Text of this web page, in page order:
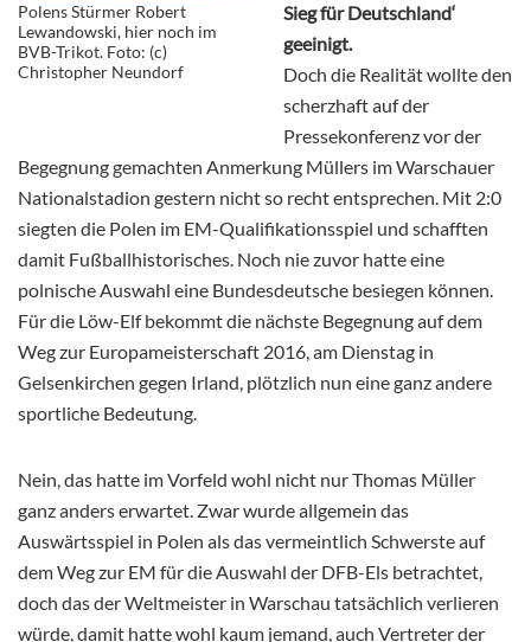
Polens Stürmer Robert
Lewandowski, hier noch im
BVB-Trikot. Foto: (c)
Christopher Neundorf
Sieg für Deutschland‘
geeinigt.
Doch die Realität wollte den
scherzhaft auf der
Pressekonferenz vor der
Begegnung gemachten Anmerkung Müllers im Warschauer
Nationalstadion gestern nicht so recht entsprechen. Mit 2:0
siegten die Polen im EM-Qualifikationsspiel und schafften
damit Fußballhistorisches. Noch nie zuvor hatte eine
polnische Auswahl eine Bundesdeutsche besiegen können.
Für die Löw-Elf bekommt die nächste Begegnung auf dem
Weg zur Europameisterschaft 2016, am Dienstag in
Gelsenkirchen gegen Irland, plötzlich nun eine ganz andere
sportliche Bedeutung.
Nein, das hatte im Vorfeld wohl nicht nur Thomas Müller
ganz anders erwartet. Zwar wurde allgemein das
Auswärtsspiel in Polen als das vermeintlich Schwerste auf
dem Weg zur EM für die Auswahl der DFB-Els betrachtet,
doch das der Weltmeister in Warschau tatsächlich verlieren
würde, damit hatte wohl kaum jemand, auch Vertreter der